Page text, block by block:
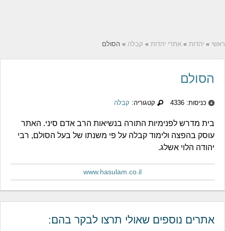
ראשי » יהדות » אתרי יהדות » קבלה » הסולם
הסולם
כניסות: 4336 קטגוריה: קבלה
בית מדרש לפנימיות התורה בנשיאות הרב אדם סיני. האתר
עוסק בהפצה ולימוד קבלה על פי משנתו של בעל הסולם, רבי
יהודה הלוי אשלג.
www.hasulam.co.il
אתרים נוספים שאולי תרצו לבקר בהם: